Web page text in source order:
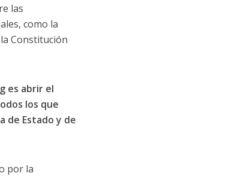
las
como la
Constitución
es abrir el
los que
de Estado y de
por la